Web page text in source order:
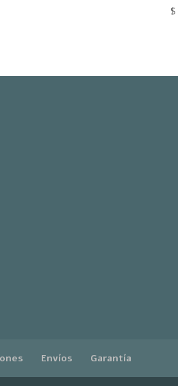
$
Envíos Garantía